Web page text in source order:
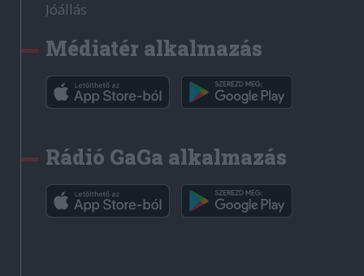
Jóállás
Médiatér alkalmazás
Rádió GaGa alkalmazás